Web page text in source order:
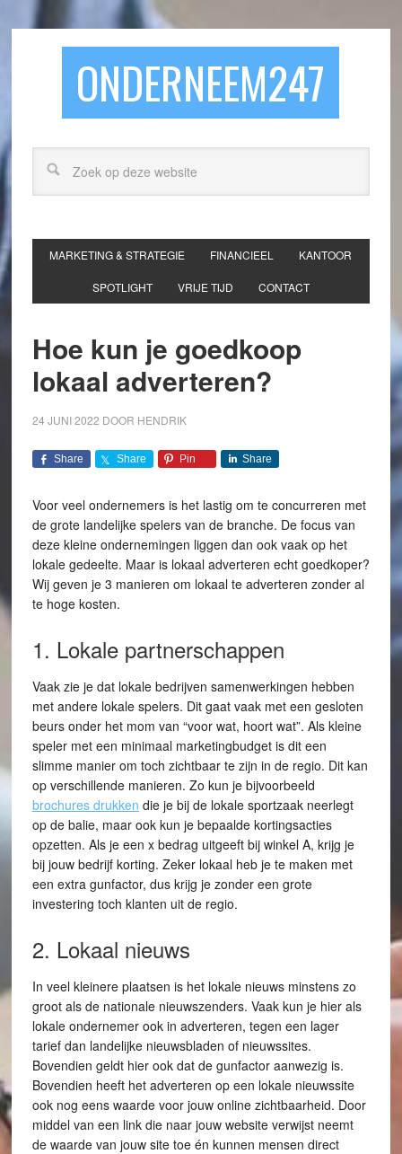
ONDERNEEM247
MARKETING & STRATEGIE FINANCIEEL KANTOOR
SPOTLIGHT VRIJE TIJD CONTACT
Hoe kun je goedkoop
lokaal adverteren?
24 JUNI 2022 DOOR HENDRIK
Share Share Pin Share
Voor veel ondernemers is het lastig om te concurreren met
de grote landelijke spelers van de branche. De focus van
deze kleine ondernemingen liggen dan ook vaak op het
lokale gedeelte. Maar is lokaal adverteren echt goedkoper?
Wij geven je 3 manieren om lokaal te adverteren zonder al
te hoge kosten.
1. Lokale partnerschappen
Vaak zie je dat lokale bedrijven samenwerkingen hebben
met andere lokale spelers. Dit gaat vaak met een gesloten
beurs onder het mom van “voor wat, hoort wat”. Als kleine
speler met een minimaal marketingbudget is dit een
slimme manier om toch zichtbaar te zijn in de regio. Dit kan
op verschillende manieren. Zo kun je bijvoorbeeld
brochures drukken die je bij de lokale sportzaak neerlegt
op de balie, maar ook kun je bepaalde kortingsacties
opzetten. Als je een x bedrag uitgeeft bij winkel A, krijg je
bij jouw bedrijf korting. Zeker lokaal heb je te maken met
een extra gunfactor, dus krijg je zonder een grote
investering toch klanten uit de regio.
2. Lokaal nieuws
In veel kleinere plaatsen is het lokale nieuws minstens zo
groot als de nationale nieuwszenders. Vaak kun je hier als
lokale ondernemer ook in adverteren, tegen een lager
tarief dan landelijke nieuwsbladen of nieuwssites.
Bovendien geldt hier ook dat de gunfactor aanwezig is.
Bovendien heeft het adverteren op een lokale nieuwssite
ook nog eens waarde voor jouw online zichtbaarheid. Door
middel van een link die naar jouw website verwijst neemt
de waarde van jouw site toe én kunnen mensen direct